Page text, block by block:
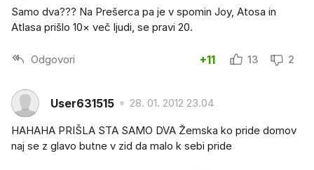
Samo dva??? Na Prešerca pa je v spomin Joy, Atosa in
Atlasa prišlo 10× več ljudi, se pravi 20.
Odgovori +11 13 2
User631515 28. 01. 2012 23.04
HAHAHA PRIŠLA STA SAMO DVA Žemska ko pride domov
naj se z glavo butne v zid da malo k sebi pride